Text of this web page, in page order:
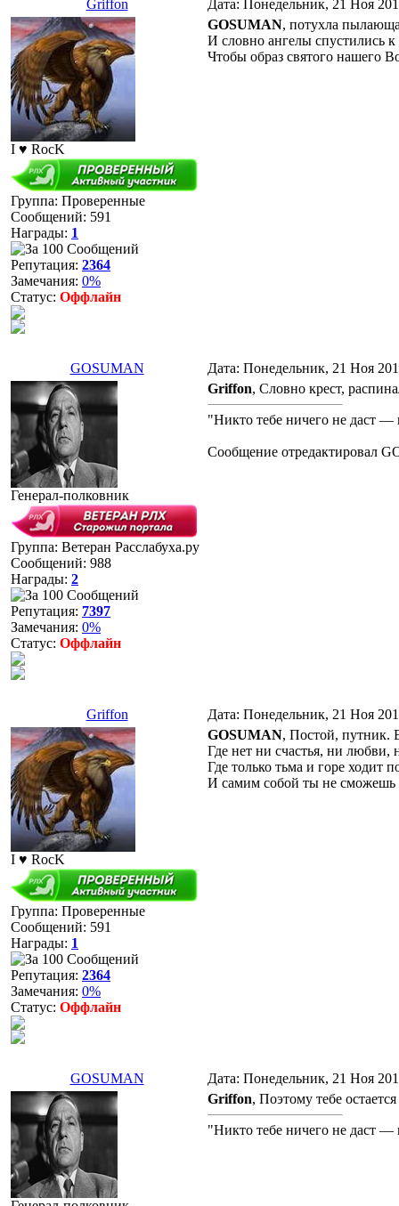
Griffon Дата: Понедельник, 21 Ноя
I ♥ RocK
Группа: Проверенные
Сообщений: 591
Награды: 1
Репутация: 2364
Замечания: 0%
Статус: Оффлайн
GOSUMAN, потухла
И словно ангелы спустились к
Чтобы образ святого нашего
GOSUMAN Дата: Понедельник, 21 Ноя
Генерал-полковник
Группа: Ветеран Расслабуха.ру
Сообщений: 988
Награды: 2
Репутация: 7397
Замечания: 0%
Статус: Оффлайн
Griffon, Словно крест,
"Никто тебе ничего не даст —
Сообщение отредактировал
Griffon Дата: Понедельник, 21 Ноя
I ♥ RocK
Группа: Проверенные
Сообщений: 591
Награды: 1
Репутация: 2364
Замечания: 0%
Статус: Оффлайн
GOSUMAN, Постой, путник.
Где нет ни счастья, ни любви,
Где только тьма и горе ходит
И самим собой ты не сможешь
GOSUMAN Дата: Понедельник, 21 Ноя
Griffon, Поэтому тебе
"Никто тебе ничего не даст —